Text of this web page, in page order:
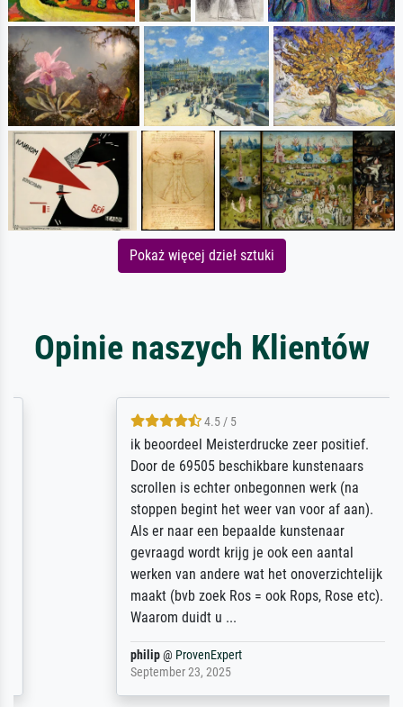
Pokaż więcej dzieł sztuki
Opinie naszych Klientów
4.5 / 5
ik beoordeel Meisterdrucke zeer positief.
Door de 69505 beschikbare kunstenaars
scrollen is echter onbegonnen werk (na
stoppen begint het weer van voor af aan).
Als er naar een bepaalde kunstenaar
gevraagd wordt krijg je ook een aantal
werken van andere wat het onoverzichtelijk
maakt (bvb zoek Ros = ook Rops, Rose etc).
Waarom duidt u ...
ProvenExpert
September 23, 2025